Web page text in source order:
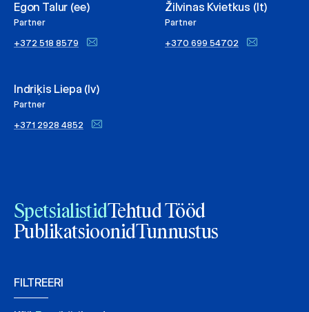
Egon Talur (ee)
Partner
+372 518 8579
Indriķis Liepa (lv)
Partner
+371 2928 4852
Žilvinas Kvietkus (lt)
Partner
+370 699 54702
SpetsialistidTehtud Tööd
PublikatsioonidTunnustus
FILTREERI